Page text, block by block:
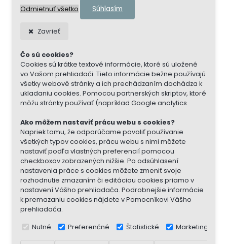
Odmietnuť všetko
Súhlasím
Zavrieť
Čo sú cookies?
Cookies sú krátke textové informácie, ktoré sú uložené
vo Vašom prehliadači. Tieto informácie bežne používajú
všetky webové stránky a ich prechádzaním dochádza k
ukladaniu cookies. Pomocou partnerských skriptov, ktoré
môžu stránky používať (napríklad Google analytics
Ako môžem nastaviť prácu webu s cookies?
Napriek tomu, že odporúčame povoliť používanie
všetkých typov cookies, prácu webu s nimi môžete
nastaviť podľa vlastných preferencií pomocou
checkboxov zobrazených nižšie. Po odsúhlasení
nastavenia práce s cookies môžete zmeniť svoje
rozhodnutie zmazaním či editáciou cookies priamo v
nastavení Vášho prehliadača. Podrobnejšie informácie
k premazaniu cookies nájdete v Pomocníkovi Vášho
prehliadača.
Nutné Preferenčné Štatistické Marketingové